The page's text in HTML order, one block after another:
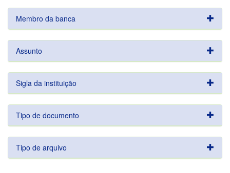
Membro da banca
Assunto
Sigla da instituição
Tipo de documento
Tipo de arquivo